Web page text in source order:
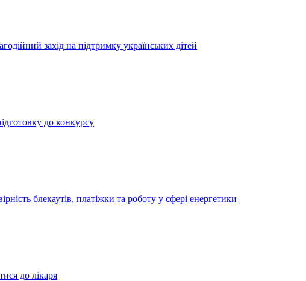
захід на підтримку українських дітей
до конкурсу
блекаутів, платіжки та роботу у сфері енергетики
до лікаря